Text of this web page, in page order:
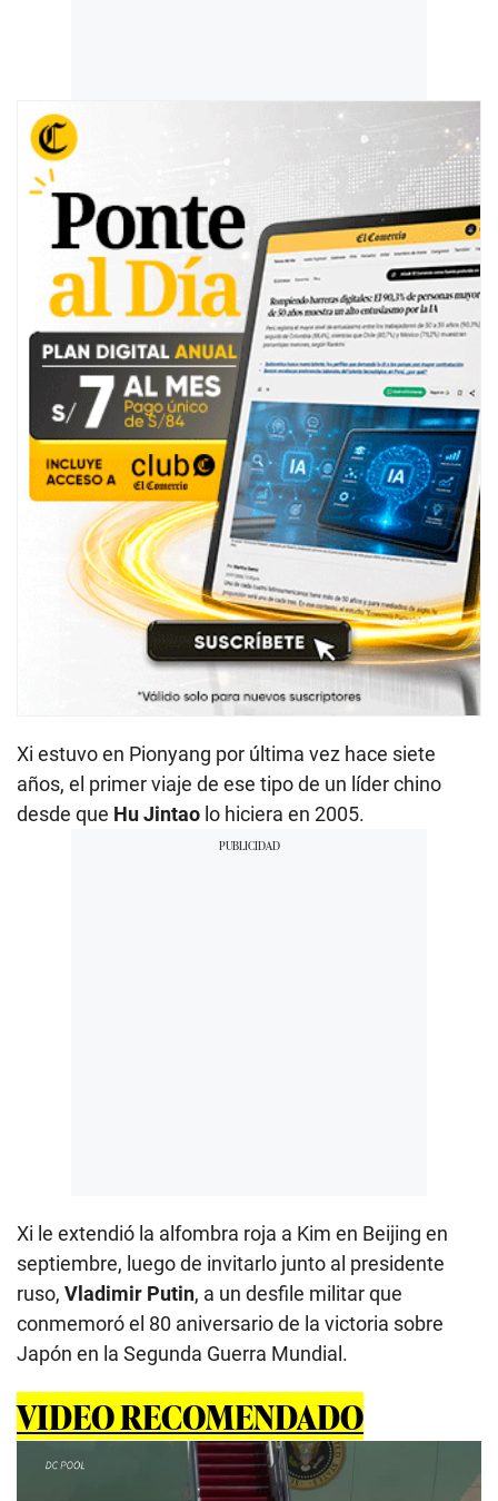
Xi estuvo en Pionyang por última vez hace siete
años, el primer viaje de ese tipo de un líder chino
desde que Hu Jintao lo hiciera en 2005.
Xi le extendió la alfombra roja a Kim en Beijing en
septiembre, luego de invitarlo junto al presidente
ruso, Vladimir Putin, a un desfile militar que
conmemoró el 80 aniversario de la victoria sobre
Japón en la Segunda Guerra Mundial.
VIDEO RECOMENDADO